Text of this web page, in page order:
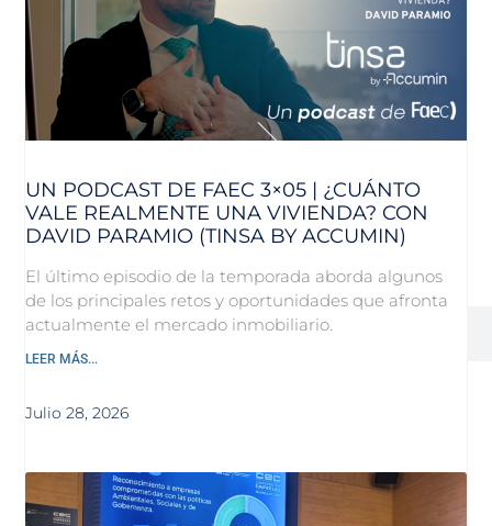
UN PODCAST DE FAEC 3×05 | ¿CUÁNTO
VALE REALMENTE UNA VIVIENDA? CON
DAVID PARAMIO (TINSA BY ACCUMIN)
El último episodio de la temporada aborda algunos
de los principales retos y oportunidades que afronta
actualmente el mercado inmobiliario.
LEER MÁS...
Julio 28, 2026